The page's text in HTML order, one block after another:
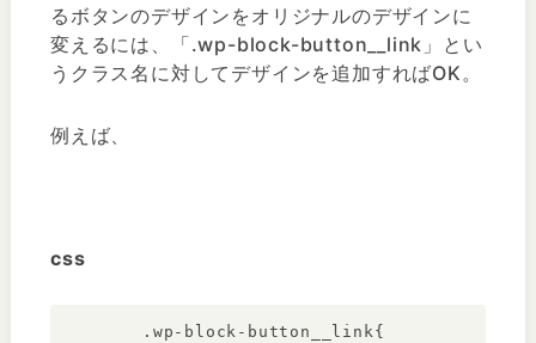
るボタンのデザインをオリジナルのデザインに
変えるには、「.wp-block-button__link」とい
うクラス名に対してデザインを追加すればOK。
例えば、
css